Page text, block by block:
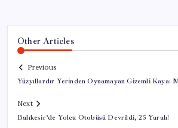
Other Articles
Previous
Yüzyıllardır Yerinden Oynamayan Gizemli Kaya:
Next
Balıkesir’de Yolcu Otobüsü Devrildi, 25 Yaralı!